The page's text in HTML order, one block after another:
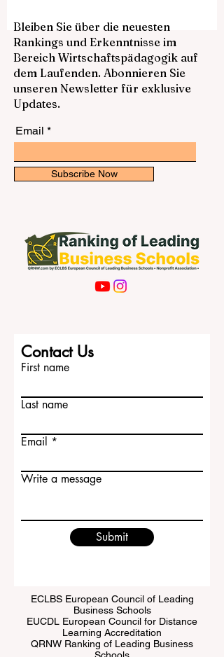
moderne Studienmöglichkeiten,
internationale Offenheit und eine hohe
Lebensqualität. Genau deshalb
interessieren sich viele junge Menschen,
Familien und Berufstätige für das
österreichische Hochschulsystem. Dieser
Beitrag ist als öffentliche Antwort
Bleiben Sie über die neuesten
Rankings und Erkenntnisse im
Bereich Wirtschaftspädagogik auf
dem Laufenden. Abonnieren Sie
Updates.
Email
First name
Last name
Email
ECLBS European Council of Leading
Business Schools
EUCDL European Council for Distance